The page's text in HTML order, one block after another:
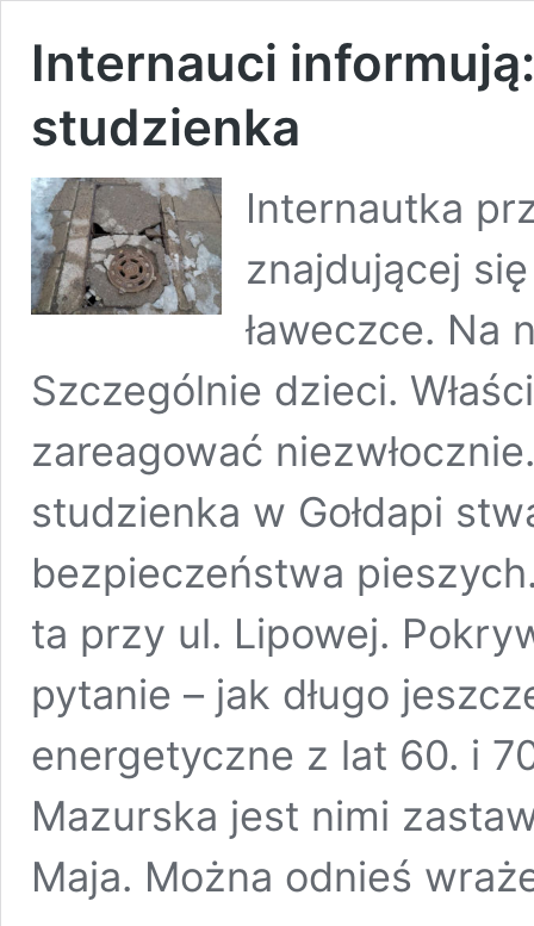
Internauci
studzienka
Internautka
znajdującej
ławeczce. Na
Szczególnie dzieci.
zareagować
studzienka w Gołdapi
bezpieczeństwa
ta przy ul. Lipowej.
pytanie – jak długo
energetyczne z lat 60. i
Mazurska jest nimi
Maja. Można odnieś